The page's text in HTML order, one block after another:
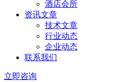
酒店会所
资讯文章
技术文章
行业动态
企业动态
联系我们
立即咨询